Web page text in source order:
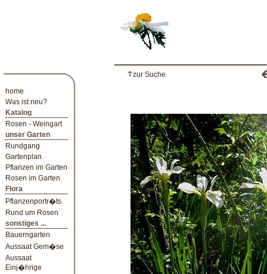
home
Was ist neu?
Katalog
Rosen - Weingart
unser Garten
Rundgang
Gartenplan
Pflanzen im Garten
Rosen im Garten
Flora
Pflanzenportr�ts
Rund um Rosen
sonstiges ...
Bauerngarten
Aussaat Gem�se
Aussaat
Einj�hrige
zur Suche